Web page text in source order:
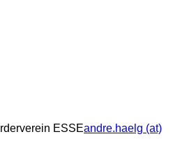
ESSEandre.haelg (at)